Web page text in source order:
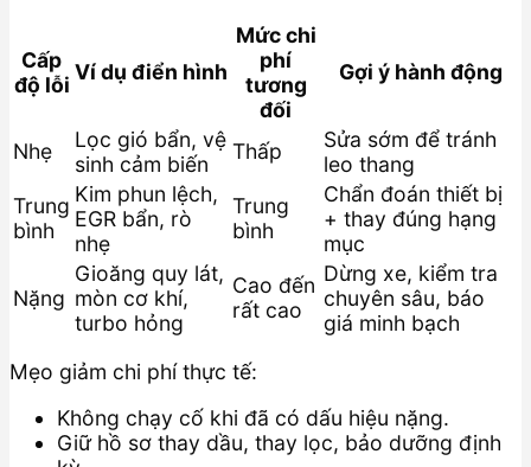
Cấp
độ lỗi
Ví dụ điển hình
Mức chi
phí
tương
đối
Gợi ý hành động
Nhẹ
Lọc gió bẩn, vệ
sinh cảm biến
Thấp
Sửa sớm để tránh
leo thang
Trung
bình
Kim phun lệch,
EGR bẩn, rò
nhẹ
Trung
bình
Chẩn đoán thiết bị
+ thay đúng hạng
mục
Nặng
Gioăng quy lát,
mòn cơ khí,
turbo hỏng
Cao đến
rất cao
Dừng xe, kiểm tra
chuyên sâu, báo
giá minh bạch
Mẹo giảm chi phí thực tế:
Không chạy cố khi đã có dấu hiệu nặng.
Giữ hồ sơ thay dầu, thay lọc, bảo dưỡng định